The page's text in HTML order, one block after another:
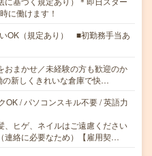
に働けます！
（規定あり） ■初勤務手当あ
おまかせ／未経験の方も歓迎のか
の新しくきれいな倉庫で快…
OK / パソコンスキル不要 / 英語力
、ヒゲ、ネイルはご遠慮ください
連絡に必要なため）【雇用契…